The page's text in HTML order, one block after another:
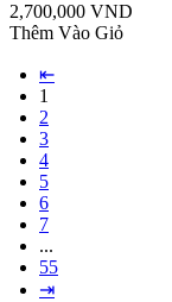
2,700,000 VND
Thêm Vào Giỏ
⇤
1
2
3
4
5
6
7
...
55
⇥